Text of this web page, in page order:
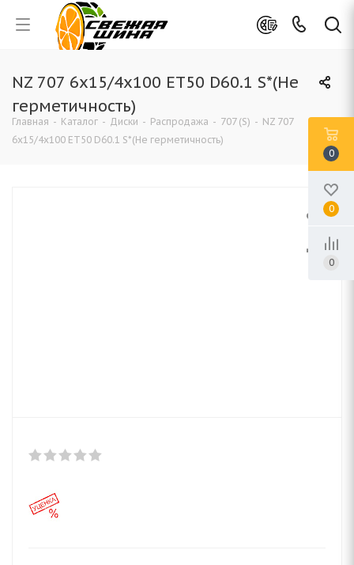
NZ 707 6x15/4x100 ET50 D60.1 S*(Не
герметичность)
Главная - Каталог - Диски - Распродажа - 707 (S) - NZ 707
6x15/4x100 ET50 D60.1 S*(Не герметичность)
0
0
0